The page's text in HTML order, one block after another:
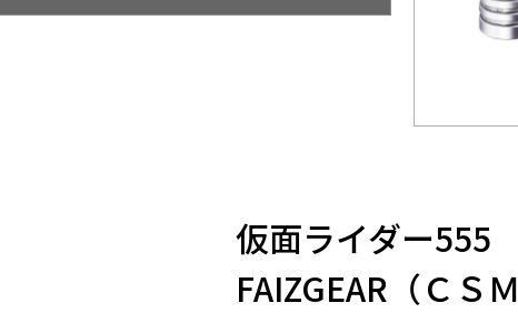
仮面ライダー555
FAIZGEAR（ＣＳ